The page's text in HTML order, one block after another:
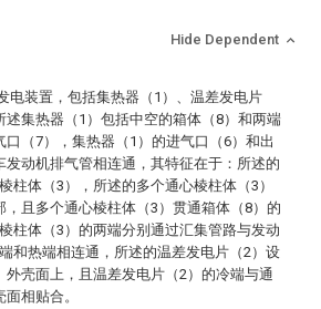
Hide Dependent
电装置，包括集热器（1）、温差发电片
述集热器（1）包括中空的箱体（8）和两端
口（7），集热器（1）的进气口（6）和出
发动机排气管相连通，其特征在于：所述的
柱体（3），所述的多个通心棱柱体（3）
，且多个通心棱柱体（3）贯通箱体（8）的
柱体（3）的两端分别通过汇集管路与发动
和热端相连通，所述的温差发电片（2）设
外壳面上，且温差发电片（2）的冷端与通
相贴合。